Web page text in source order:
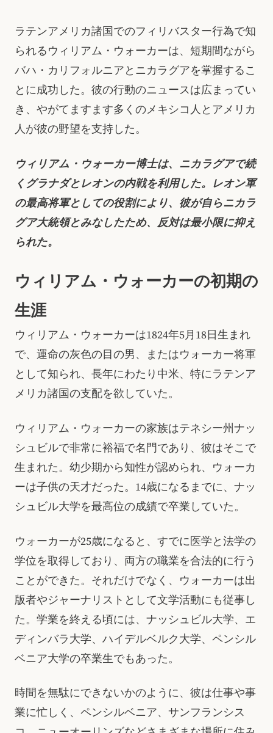
ラテンアメリカ諸国でのフィリバスター行為で知
られるウィリアム・ウォーカーは、短期間ながら
バハ・カリフォルニアとニカラグアを掌握するこ
とに成功した。彼の行動のニュースは広まってい
き、やがてますます多くのメキシコ人とアメリカ
人が彼の野望を支持した。
ウィリアム・ウォーカー博士は、ニカラグアで続
くグラナダとレオンの内戦を利用した。レオン軍
の最高将軍としての役割により、彼が自らニカラ
グア大統領とみなしたため、反対は最小限に抑え
られた。
ウィリアム・ウォーカーの初期の
生涯
ウィリアム・ウォーカーは1824年5月18日生まれ
で、運命の灰色の目の男、またはウォーカー将軍
として知られ、長年にわたり中米、特にラテンア
メリカ諸国の支配を欲していた。
ウィリアム・ウォーカーの家族はテネシー州ナッ
シュビルで非常に裕福で名門であり、彼はそこで
生まれた。幼少期から知性が認められ、ウォーカ
ーは子供の天才だった。14歳になるまでに、ナッ
シュビル大学を最高位の成績で卒業していた。
ウォーカーが25歳になると、すでに医学と法学の
学位を取得しており、両方の職業を合法的に行う
ことができた。それだけでなく、ウォーカーは出
版者やジャーナリストとして文学活動にも従事し
た。学業を終える頃には、ナッシュビル大学、エ
ディンバラ大学、ハイデルベルク大学、ペンシル
ベニア大学の卒業生でもあった。
時間を無駄にできないかのように、彼は仕事や事
業に忙しく、ペンシルベニア、サンフランシス